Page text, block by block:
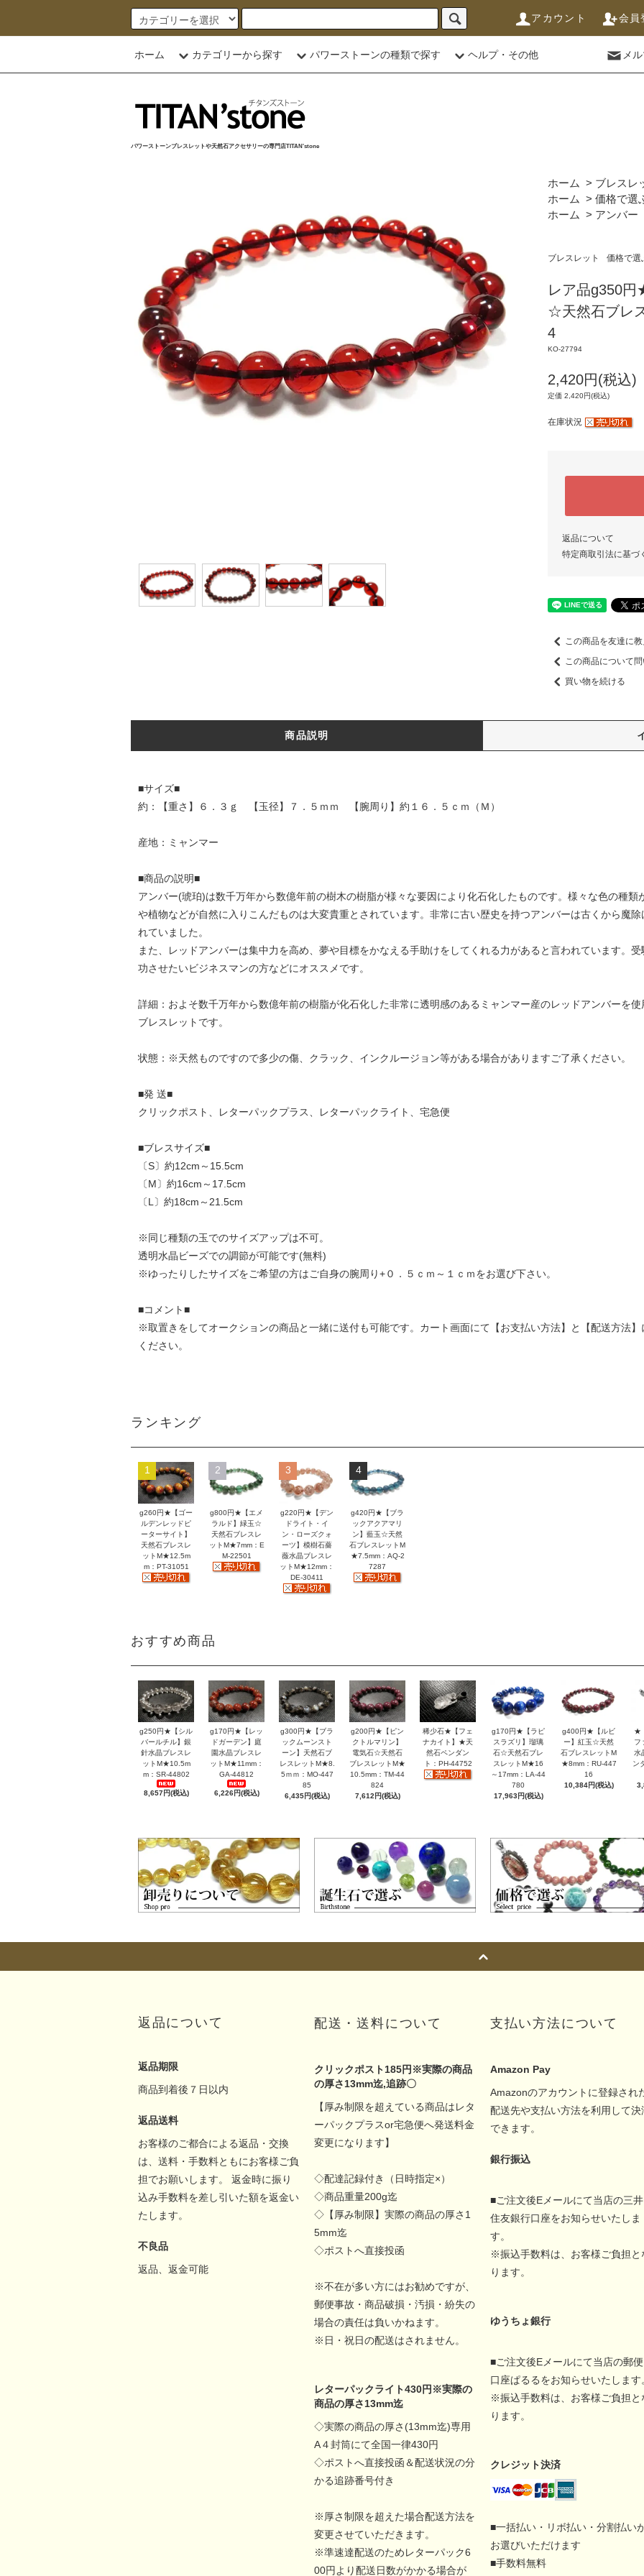
アカウント 会員
ホーム カテゴリーから探す パワーストーンの種類で探す ヘルプ・その他 メ
パワーストーンブレスレットや天然石アクセサリーの専門店TITAN'stone
ホーム > ブレスレ
ホーム > 価格で選
ホーム > アンバー
ブレスレット 価格で選
レア品g350
☆天然石ブレ
4
KO-27794
2,420円(税込)
定価 2,420円(税込)
在庫状況
返品について
特定商取引法に基づ
この商品を友達に教
この商品について
買い物を続ける
商品説明
■サイズ■
約：【重さ】６．３ｇ 【玉径】７．５ｍｍ 【腕周り】約１６．５ｃｍ（Ｍ）
産地：ミャンマー
■商品の説明■
アンバー(琥珀)は数千万年から数億年前の樹木の樹脂が様々な要因により化石化したものです。様々な色の種類
や植物などが自然に入りこんだものは大変貴重とされています。非常に古い歴史を持つアンバーは古くから魔
れていました。
また、レッドアンバーは集中力を高め、夢や目標をかなえる手助けをしてくれる力があると言われています。
功させたいビジネスマンの方などにオススメです。
詳細：およそ数千万年から数億年前の樹脂が化石化した非常に透明感のあるミャンマー産のレッドアンバーを
ブレスレットです。
状態：※天然ものですので多少の傷、クラック、インクルージョン等がある場合がありますご了承ください。
■発 送■
クリックポスト、レターパックプラス、レターパックライト、宅急便
■ブレスサイズ■
〔S〕約12cm～15.5cm
〔M〕約16cm～17.5cm
〔L〕約18cm～21.5cm
※同じ種類の玉でのサイズアップは不可。
透明水晶ビーズでの調節が可能です(無料)
※ゆったりしたサイズをご希望の方はご自身の腕周り+０．５ｃｍ～１ｃｍをお選び下さい。
■コメント■
※取置きをしてオークションの商品と一緒に送付も可能です。カート画面にて【お支払い方法】と【配送方法
ください。
ランキング
1
g260円★【ゴー
ルデンレッドピ
ーターサイト】
天然石ブレスレ
ットM★12.5m
m：PT-31051
2
g800円★【エメ
ラルド】緑玉☆
天然石ブレスレ
ットM★7mm：E
M-22501
3
g220円★【デン
ドライト・イ
ン・ローズクォ
ーツ】模樹石薔
薇水晶ブレスレ
ットM★12mm：
DE-30411
4
g420円★【ブラ
ックアクアマリ
ン】藍玉☆天然
石ブレスレットM
★7.5mm：AQ-2
7287
おすすめ商品
g250円★【シル
バールチル】銀
針水晶ブレスレ
ットM★10.5m
m：SR-44802
8,657円(税込)
g170円★【レッ
ドガーデン】庭
園水晶ブレスレ
ットM★11mm：
GA-44812
6,226円(税込)
g300円★【ブラ
ックムーンスト
ーン】天然石ブ
レスレットM★8.
5ｍｍ：MO-447
85
6,435円(税込)
g200円★【ピン
クトルマリン】
電気石☆天然石
ブレスレットM★
10.5mm：TM-44
824
7,612円(税込)
稀少石★【フェ
ナカイト】★天
然石ペンダン
ト：PH-44752
g170円★【ラピ
スラズリ】瑠璃
石☆天然石ブレ
スレットM★16
～17mm：LA-44
780
17,963円(税込)
g400円★【ルビ
ー】紅玉☆天然
石ブレスレットM
★8mm：RU-447
16
10,384円(税込)
★
フ
水
ン
返品について
返品期限
商品到着後７日以内
返品送料
お客様のご都合による返品・交換
は、送料・手数料ともにお客様ご負
担でお願いします。 返金時に振り
込み手数料を差し引いた額を返金い
たします。
不良品
返品、返金可能
配送・送料について
クリックポスト185円※実際の商品
の厚さ13mm迄,追跡〇
【厚み制限を超えている商品はレタ
ーパックプラスor宅急便へ発送料金
変更になります】
◇配達記録付き（日時指定×）
◇商品重量200g迄
◇【厚み制限】実際の商品の厚さ1
5mm迄
◇ポストへ直接投函
※不在が多い方にはお勧めですが、
郵便事故・商品破損・汚損・紛失の
場合の責任は負いかねます。
※日・祝日の配送はされません。
レターパックライト430円※実際の
商品の厚さ13mm迄
◇実際の商品の厚さ(13mm迄)専用
A４封筒にて全国一律430円
◇ポストへ直接投函＆配送状況の分
かる追跡番号付き
※厚さ制限を超えた場合配送方法を
変更させていただきます。
※準速達配送のためレターパック6
00円より配送日数がかかる場合が
支払い方法について
Amazon Pay
Amazonのアカウントに登録され
配送先や支払い方法を利用して決
できます。
銀行振込
■ご注文後Eメールにて当店の三井
住友銀行口座をお知らせいたしま
す。
※振込手数料は、お客様ご負担と
ります。
ゆうちょ銀行
■ご注文後Eメールにて当店の郵便
口座ぱるるをお知らせいたします
※振込手数料は、お客様ご負担と
ります。
クレジット決済
■一括払い・リボ払い・分割払い
お選びいただけます
■手数料無料